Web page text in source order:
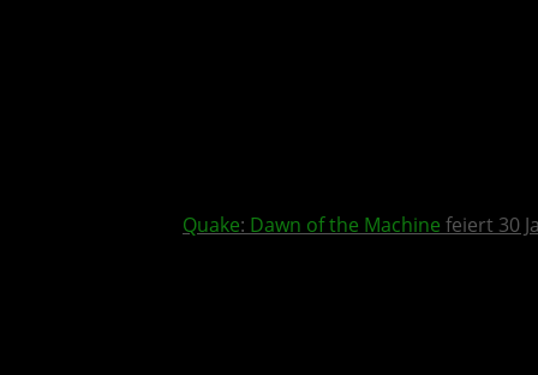
Quake: Dawn of the Machine feiert 30